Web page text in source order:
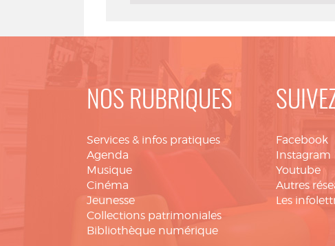
NOS RUBRIQUES
Services & infos pratiques
Agenda
Musique
Cinéma
Jeunesse
Collections patrimoniales
Bibliothèque numérique
Facebook
Instagram
Youtube
Autres
Les